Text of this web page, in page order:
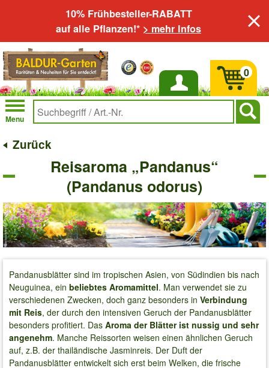
10% Frühbesteller-RABATT
auf alle Pflanzen!* > mehr Infos
Anmelden
Menu
0
Zurück
Reisaroma „Pandanus“
(Pandanus odorus)
Pandanusblätter sind im tropischen Asien, von Südindien bis nach
Neuguinea, ein beliebtes Aromamittel. Man verwendet sie zu
verschiedenen Zwecken, doch ganz besonders in Verbindung
mit Reis, der durch den intensiven Geruch der Pandanusblätter
besonders profitiert. Das Aroma der Blätter ist nussig und sehr
angenehm. Manche Reissorten weisen einen ähnlichen Geruch
auf, z.B. der thailändische Jasminreis. Der Duft der
Pandanusblätter entwickelt sich erst beim Welken, die frische